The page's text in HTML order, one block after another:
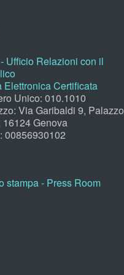
Ufficio Relazioni con il
Elettronica Certificata
Unico: 010.1010
Via Garibaldi 9, Palazzo
16124 Genova
00856930102
stampa - Press Room